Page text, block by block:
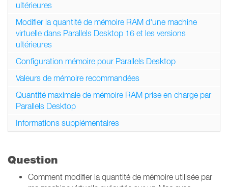
Question
Comment modifier la quantité de mémoire utilisée par
ultérieures
Modifier la quantité de mémoire RAM d'une machine
virtuelle dans Parallels Desktop 16 et les versions
ultérieures
Configuration mémoire pour Parallels Desktop
Valeurs de mémoire recommandées
Quantité maximale de mémoire RAM prise en charge par
Parallels Desktop
Informations supplémentaires